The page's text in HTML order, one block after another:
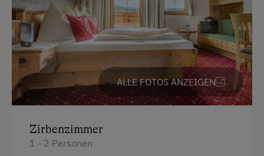
Handtücher
Heizung
Kaffeemaschine
Reinigungsausstattung im Hotel
Safe
Toilette
ALLE FOTOS ANZEIGEN
Zirbenzimmer
1 - 2 Personen